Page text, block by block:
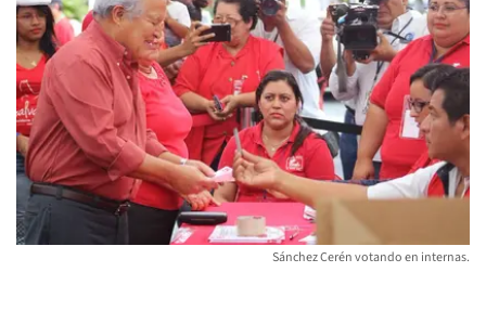
Sánchez Cerén votando en internas.